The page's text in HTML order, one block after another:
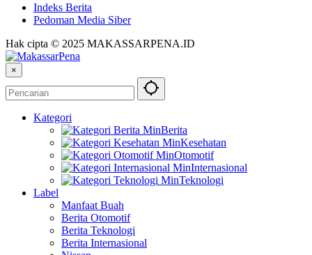
Indeks Berita
Pedoman Media Siber
Hak cipta © 2025 MAKASSARPENA.ID
×
Kategori
Berita
Kesehatan
Otomotif
Internasional
Teknologi
Label
Manfaat Buah
Berita Otomotif
Berita Teknologi
Berita Internasional